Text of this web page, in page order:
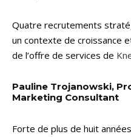
Quatre recrutements
un contexte de croissance
de l’offre de services de
Pauline Trojanowski,
Marketing Consultant
Forte de plus de huit